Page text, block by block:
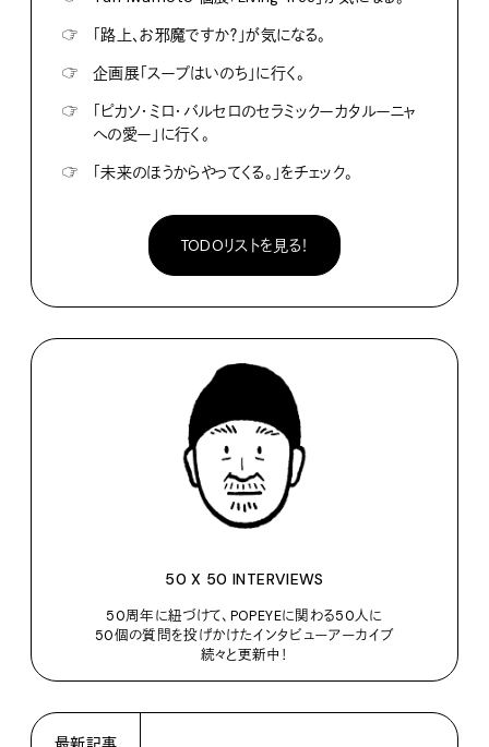
☞
「路上、お邪魔ですか？」が気になる。
☞
企画展「スープはいのち」に行く。
☞
「ピカソ・ミロ・バルセロのセラミックーカタルーニャ
への愛ー」に行く。
☞
「未来のほうからやってくる。」をチェック。
TODOリストを見る！
50 X 50 INTERVIEWS
50周年に紐づけて、POPEYEに関わる50人に
50個の質問を投げかけたインタビューアーカイブ
続々と更新中！